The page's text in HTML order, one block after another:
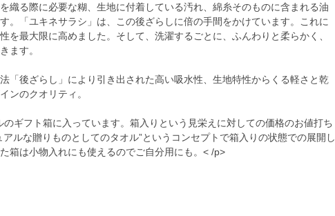
織る際に必要な糊、生地に付着している汚れ、綿糸そのものに含まれる油
。「ユキネサラシ」は、この後ざらしに倍の手間をかけています。これに
を最大限に高めました。そして、洗濯するごとに、ふんわりと柔らかく、
ます。
「後ざらし」により引き出された高い吸水性、生地特性からくる軽さと乾
ンのクオリティ。
ギフト箱に入っています。箱入りという見栄えに対しての価格のお値打ち
アルな贈りものとしてのタオル”というコンセプトで箱入りの状態での展開し
箱は小物入れにも使えるのでご自分用にも。< /p>